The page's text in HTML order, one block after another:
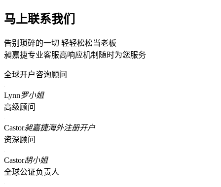
马上联系我们
告别琐碎的一切 轻轻松松当老板
昶嘉捷专业客服高响应机制随时为您服务
全球开户咨询顾问
Lynn罗小姐
高级顾问
Castor昶嘉捷海外注册开户
资深顾问
Castor胡小姐
全球公证负责人